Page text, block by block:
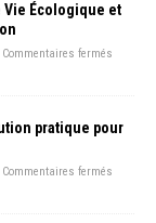
Vie Écologique et
Commentaires fermés
pratique pour
Commentaires fermés